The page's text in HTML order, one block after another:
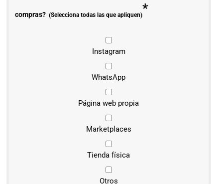
compras? (Selecciona todas las que apliquen)*
Instagram
WhatsApp
Página web propia
Marketplaces
Tienda física
Otros